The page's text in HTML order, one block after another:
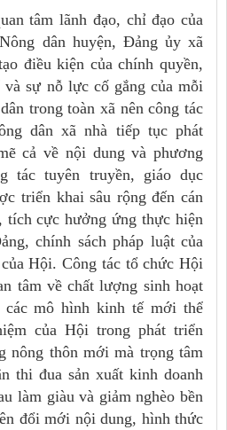
tâm lãnh đạo, chỉ đạo của
dân huyện, Đảng ủy xã
điều kiện của chính quyền,
và sự nỗ lực cố gắng của mỗi
trong toàn xã nên công tác
dân xã nhà tiếp tục phát
cả về nội dung và phương
tác tuyên truyền, giáo dục
triển khai sâu rộng đến cán
tích cực hưởng ứng thực hiện
chính sách pháp luật của
Hội. Công tác tổ chức Hội
tâm về chất lượng sinh hoạt
mô hình kinh tế mới thể
của Hội trong phát triển
nông thôn mới mà trọng tâm
thi đua sản xuất kinh doanh
làm giàu và giảm nghèo bền
đổi mới nội dung, hình thức